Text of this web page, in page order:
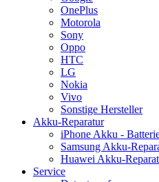
OnePlus
Motorola
Sony
Oppo
HTC
LG
Nokia
Vivo
Sonstige Hersteller
Akku-Reparatur
iPhone Akku -
Samsung Akku-
Huawei Akku-
Service